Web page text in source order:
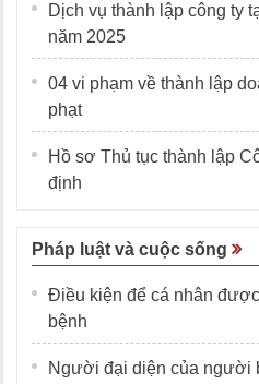
Dịch vụ thành lập công ty
năm 2025
04 vi phạm về thành lập
phạt
Hồ sơ Thủ tục thành lập
định
Pháp luật và cuộc sống
Điều kiện để cá nhân
bệnh
Người đại diện của người